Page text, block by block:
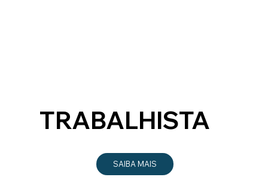
TRABALHISTA
SAIBA MAIS